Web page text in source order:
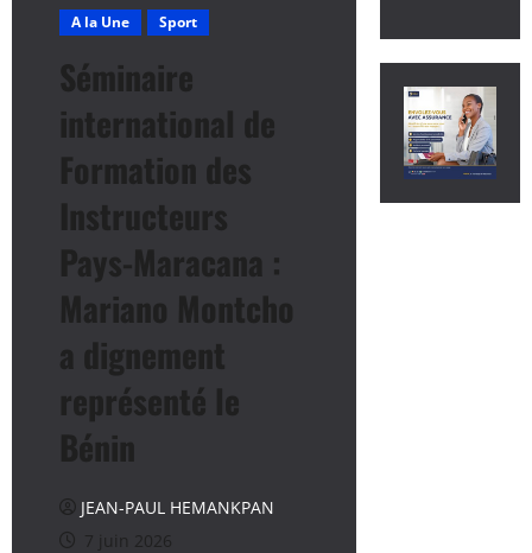
A la Une Sport
Séminaire
international de
Formation des
Instructeurs
Pays-Maracana :
Mariano Montcho
a dignement
représenté le
Bénin
JEAN-PAUL HEMANKPAN
7 juin 2026